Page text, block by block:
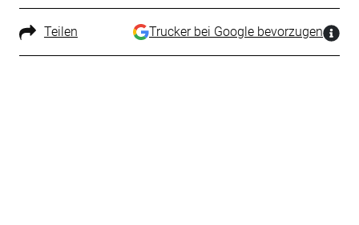
Teilen Trucker bei Google bevorzugen